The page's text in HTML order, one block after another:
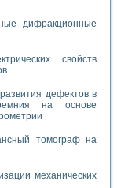
дифракционные
свойств
дефектов в
на основе
томограф на
механических